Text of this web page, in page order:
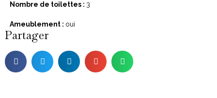
Nombre de toilettes : 3
Ameublement : oui
Partager